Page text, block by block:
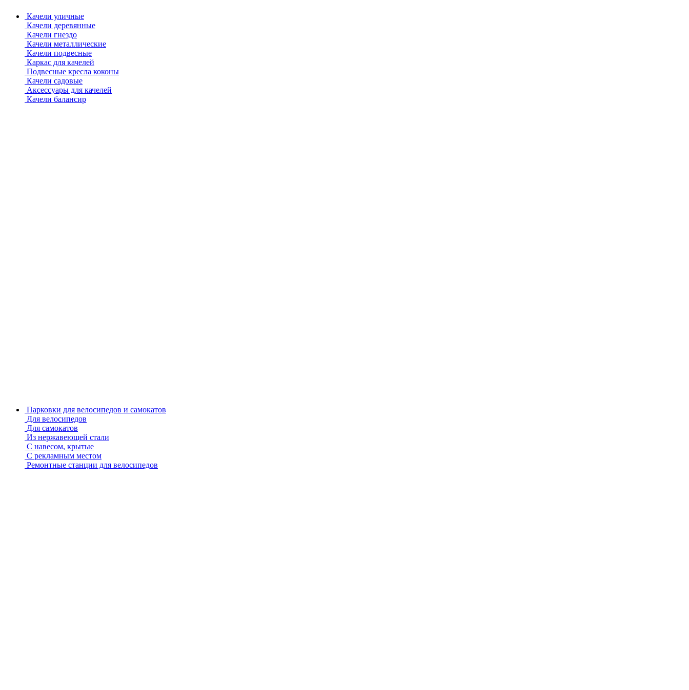
Качели уличные
Качели деревянные
Качели гнездо
Качели металлические
Качели подвесные
Каркас для качелей
Подвесные кресла коконы
Качели садовые
Аксессуары для качелей
Качели балансир
Парковки для велосипедов и самокатов
Для велосипедов
Для самокатов
Из нержавеющей стали
С навесом, крытые
С рекламным местом
Ремонтные станции для велосипедов